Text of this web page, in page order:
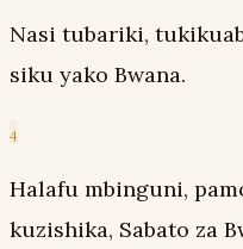
Nasi tubariki,
siku yako Bwana.
4
Halafu mbinguni,
kuzishika, Sabato za